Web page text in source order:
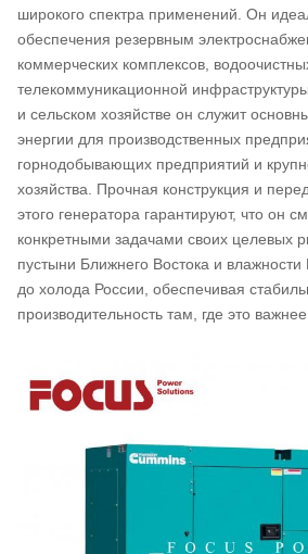
широкого спектра применений. Он
обеспечения резервным
коммерческих комплексов,
телекоммуникационной
и сельском хозяйстве он служит
энергии для производственных
горнодобывающих предприятий и
хозяйства. Прочная конструкция и
этого генератора гарантируют, что он
конкретными задачами своих целевых
пустыни Ближнего Востока и
до холода России, обеспечивая
производительность там, где это важнее